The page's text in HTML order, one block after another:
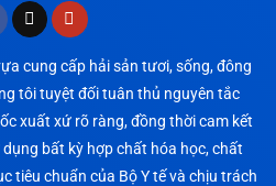
cung cấp hải sản tươi, sống, đông
tôi tuyệt đối tuân thủ nguyên tắc
xuất xứ rõ ràng, đồng thời cam kết
bất kỳ hợp chất hóa học, chất
tiêu chuẩn của Bộ Y tế và chịu trách